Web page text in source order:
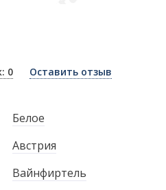
0 Оставить отзыв
Белое
Австрия
Вайнфиртель